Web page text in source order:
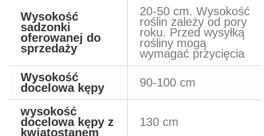
Wysokość
sadzonki
oferowanej do
sprzedaży
20-50 cm. Wysokość
roślin zależy od pory
roku. Przed wysyłką
rośliny mogą
wymagać przycięcia
Wysokość
docelowa kępy
90-100 cm
wysokość
docelowa kępy z
kwiatostanem
130 cm